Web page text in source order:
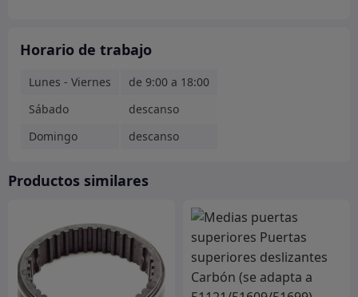
Horario de trabajo
Lunes - Viernes
de 9:00 a 18:00
Sábado
descanso
Domingo
descanso
Productos similares